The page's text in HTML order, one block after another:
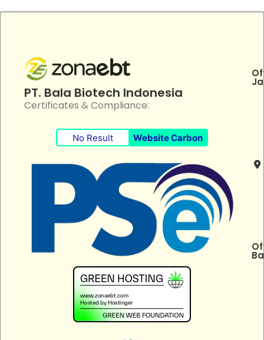
PT. Bala Biotech Indonesia
Certificates & Compliance:
No Result Website Carbon